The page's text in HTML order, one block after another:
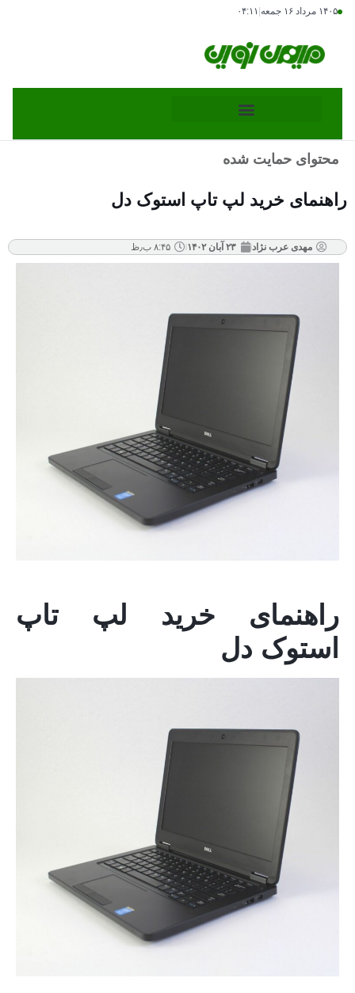
۱۴۰۵ مرداد ۱۶ جمعه ۰۴:۱۱
محتوای حمایت شده
راهنمای خرید لپ تاپ استوک دل
مهدی عرب نژاد ۲۳ آبان ۱۴۰۲ ۸:۴۵ ب٫ظ
راهنمای خرید لپ تاپ
استوک دل